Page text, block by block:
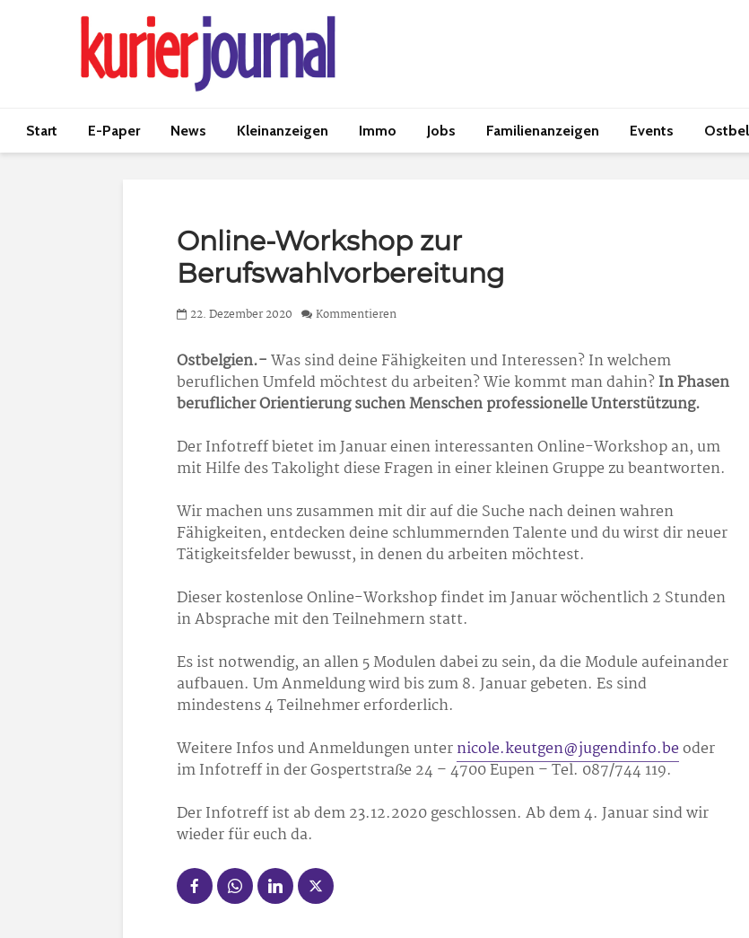
Start E-Paper News Kleinanzeigen Immo Jobs Familienanzeigen Events
Online-Workshop zur
Berufswahlvorbereitung
22. Dezember 2020 Kommentieren
Ostbelgien.-Was sind deine Fähigkeiten und Interessen? In welchem
beruflichen Umfeld möchtest du arbeiten? Wie kommt man dahin?In Phasen
beruflicher Orientierung suchen Menschen professionelle Unterstützung.
Der Infotreff bietet im Januar einen interessanten Online-Workshop an, um
mit Hilfe des Takolight diese Fragen in einer kleinen Gruppe zu beantworten.
Wir machen uns zusammen mit dir auf die Suche nach deinen wahren
Fähigkeiten, entdecken deine schlummernden Talente und du wirst dir neuer
Tätigkeitsfelder bewusst, in denen du arbeiten möchtest.
Dieser kostenlose Online-Workshop findet im Januar wöchentlich 2 Stunden
in Absprache mit den Teilnehmern statt.
Es ist notwendig, an allen 5 Modulen dabei zu sein, da die Module aufeinander
aufbauen. Um Anmeldung wird bis zum 8. Januar gebeten. Es sind
mindestens 4 Teilnehmer erforderlich.
Weitere Infos und Anmeldungen unternicole.keutgen@jugendinfo.beoder
im Infotreff in der Gospertstraße 24 – 4700 Eupen – Tel. 087/744 119.
Der Infotreff ist ab dem 23.12.2020 geschlossen. Ab dem 4. Januar sind wir
wieder für euch da.